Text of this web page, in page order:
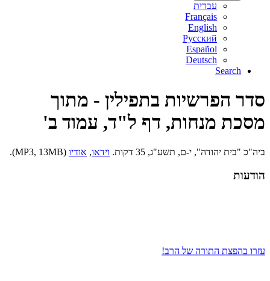
עברית
Français
English
Русский
Español
Deutsch
Search
סדר הפרשיות בתפילין - מתוך
מסכת מנחות, דף ל"ד, עמוד ב'
ביה"כ "בית יהודה", י-ם, תשע"ג, 35 דקות. וידאו, אודיו (MP3, 13MB).
הודעות
עזרו בהפצת התורה של הרב!